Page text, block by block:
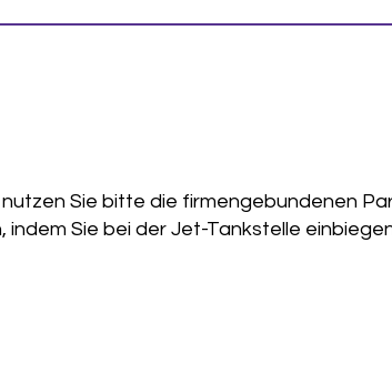
Sie bitte die firmengebundenen
indem Sie bei der Jet-Tankstelle